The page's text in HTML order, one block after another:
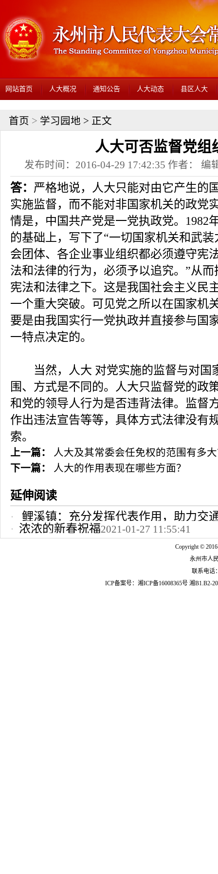
网站首页 人大概况 通知公告 人大动态 县区人大
首页 > 学习园地 > 正文
人大可否监督党组
发布时间：2016-04-29 17:42:35 作者： 编
答： 严格地说，人大只能对由它产生的
实施监督，而不能对非国家机关的政党
情是，中国共产党是一党执政党。1982
的基础上，写下了“一切国家机关和武
会团体、各企业事业组织都必须遵守宪
法和法律的行为，必须予以追究。”从
宪法和法律之下。这是我国社会主义民
一个重大突破。可见党之所以在国家机
要是由我国实行一党执政并直接参与国
一特点决定的。
当然，人大 对党实施的监督与对国
围、方式是不同的。人大只监督党的政
和党的领导人行为是否违背法律。监督
作出违法宣告等等，具体方式法律没有
索。
上一篇：
人大及其常委会任免权的范围有多
下一篇：
人大的作用表现在哪些方面？
延伸阅读
鲤溪镇：充分发挥代表作用，助力交
2022-10-24 12:09:37
浓浓的新春祝福2021-01-27 11:55:41
Copyright ©
永州市人
联系电话
ICP备案号： 湘ICP备16008365号 湘B1.B2-